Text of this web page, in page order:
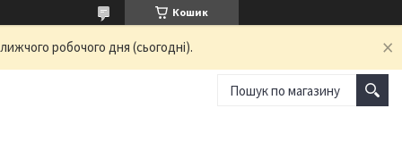
Кошик
робочого дня (сьогодні).